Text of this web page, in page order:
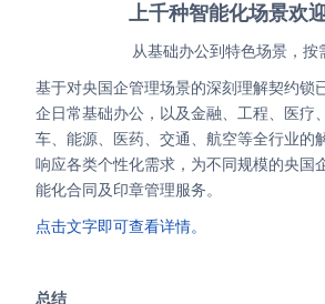
上千种智能化场景欢
从基础办公到特色场景，按
基于对央国企管理场景的深刻理解契约锁已经建立起覆盖央国
企日常基础办公，以及金融、工程、医疗
车、能源、医药、交通、航空等全行业的
响应各类个性化需求，为不同规模的央国
能化合同及印章管理服务。
点击文字即可查看详情。
总结